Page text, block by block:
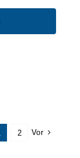
2 Vor